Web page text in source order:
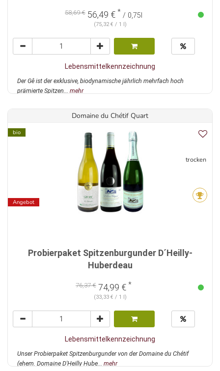
58,69 € 56,49 € * / 0,75l
(75,32 € / 1 l)
Lebensmittelkennzeichnung
Der Gê ist der exklusive, biodynamische jährlich mehrfach hoch
prämierte Spitzen... mehr
Domaine du Chétif Quart
bio
Angebot
trocken
Probierpaket Spitzenburgunder D´Heilly-
Huberdeau
76,37 € 74,99 € *
(33,33 € / 1 l)
Lebensmittelkennzeichnung
Unser Probierpaket Spitzenburgunder von der Domaine du Chétif
(ehem. Domaine D'Heilly Hube... mehr